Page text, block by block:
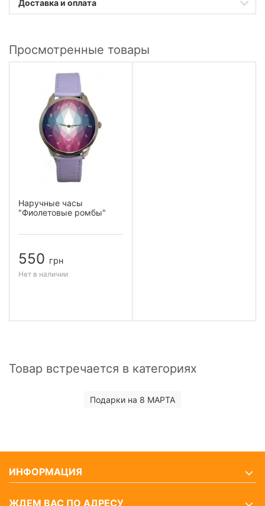
Доставка и оплата
Просмотренные товары
Наручные часы
"Фиолетовые ромбы"
550 грн
Нет в наличии
Товар встречается в категориях
Подарки на 8 МАРТА
ИНФОРМАЦИЯ
ЖДЕМ ВАС ПО АДРЕСУ